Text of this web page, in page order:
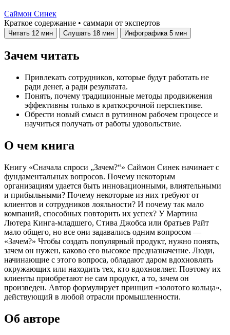
Саймон Синек
Краткое содержание • саммари от экспертов
Читать 12 мин Слушать 18 мин Инфографика 5 мин
Зачем читать
Привлекать сотрудников, которые будут работать не
ради денег, а ради результата.
Понять, почему традиционные методы продвижения
эффективны только в краткосрочной перспективе.
Обрести новый смысл в рутинном рабочем процессе и
научиться получать от работы удовольствие.
О чем книга
Книгу «Сначала спроси „Зачем?“» Саймон Синек начинает с
фундаментальных вопросов. Почему некоторым
организациям удается быть инновационными, влиятельными
и прибыльными? Почему некоторые из них требуют от
клиентов и сотрудников лояльности? И почему так мало
компаний, способных повторить их успех? У Мартина
Лютера Кинга-младшего, Стива Джобса или братьев Райт
мало общего, но все они задавались одним вопросом —
«Зачем?» Чтобы создать популярный продукт, нужно понять,
зачем он нужен, каково его высокое предназначение. Люди,
начинающие с этого вопроса, обладают даром вдохновлять
окружающих или находить тех, кто вдохновляет. Поэтому их
клиенты приобретают не сам продукт, а то, зачем он
произведен. Автор формулирует принцип «золотого кольца»,
действующий в любой отрасли промышленности.
Об авторе